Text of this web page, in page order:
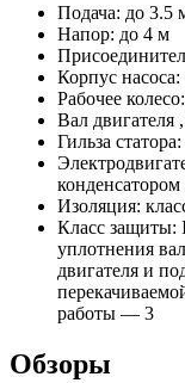
Подача: до 3.5
Напор: до 4 м
Корпус насоса:
Рабочее
Вал двигателя
Гильза
Изоляция:
Класс защиты:
уплотнения
двигателя и
работы — 3
Обзоры